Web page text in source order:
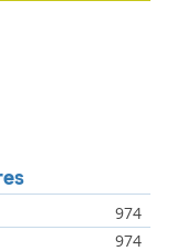
974
974